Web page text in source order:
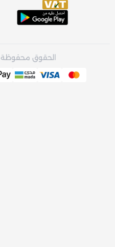
الحقوق محفوظة 2026 | سي فالي